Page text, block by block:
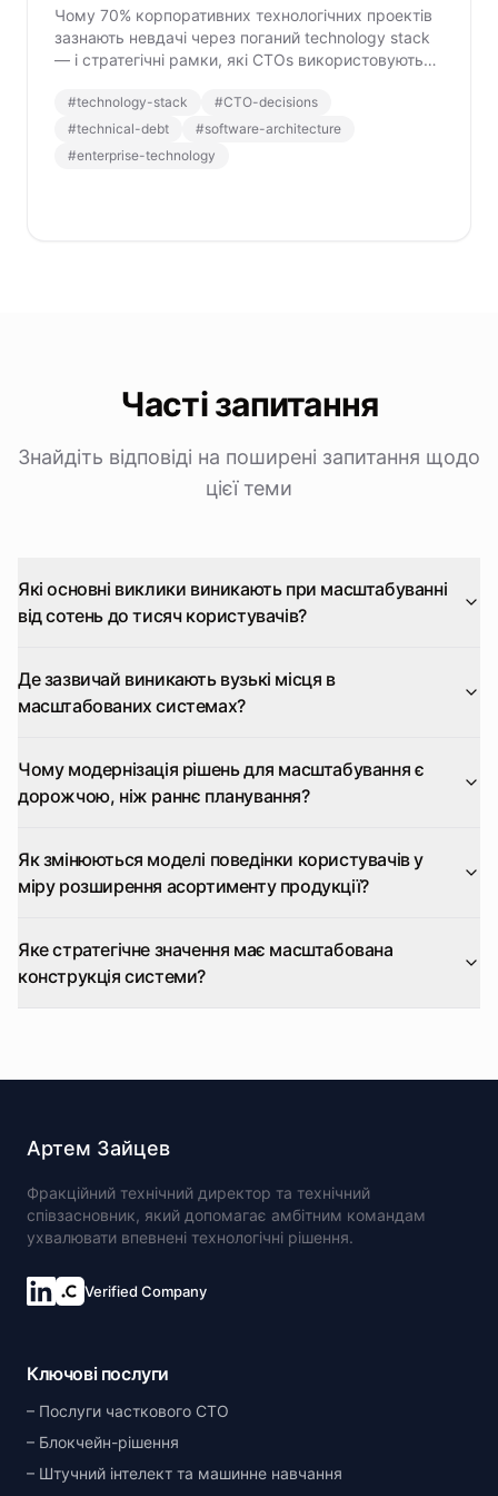
Чому 70% корпоративних технологічних проектів
зазнають невдачі через поганий technology stack
— і стратегічні рамки, які CTOs використовують
#technology-stack #CTO-decisions
#technical-debt #software-architecture
#enterprise-technology
Часті запитання
Знайдіть відповіді на поширені запитання щодо
цієї теми
Які основні виклики виникають при масштабуванні
від сотень до тисяч користувачів?
Де зазвичай виникають вузькі місця в
масштабованих системах?
Чому модернізація рішень для масштабування є
дорожчою, ніж раннє планування?
Як змінюються моделі поведінки користувачів у
міру розширення асортименту продукції?
Яке стратегічне значення має масштабована
конструкція системи?
Артем Зайцев
Фракційний технічний директор та технічний
співзасновник, який допомагає амбітним командам
ухвалювати впевнені технологічні рішення.
Verified Company
Ключові послуги
Послуги часткового CTO
Блокчейн-рішення
Штучний інтелект та машинне навчання